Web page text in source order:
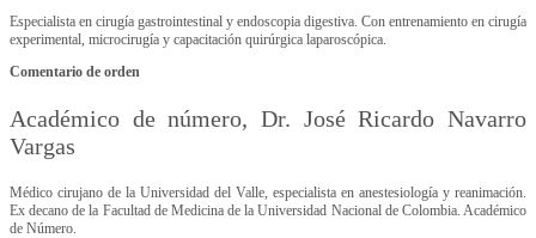
Especialista en cirugía gastrointestinal y endoscopia digestiva. Con entrenamiento en cirugía
experimental, microcirugía y capacitación quirúrgica laparoscópica.
Comentario de orden
Académico de número, Dr. José Ricardo Navarro
Vargas
Médico cirujano de la Universidad del Valle, especialista en anestesiología y reanimación.
Ex decano de la Facultad de Medicina de la Universidad Nacional de Colombia. Académico
de Número.